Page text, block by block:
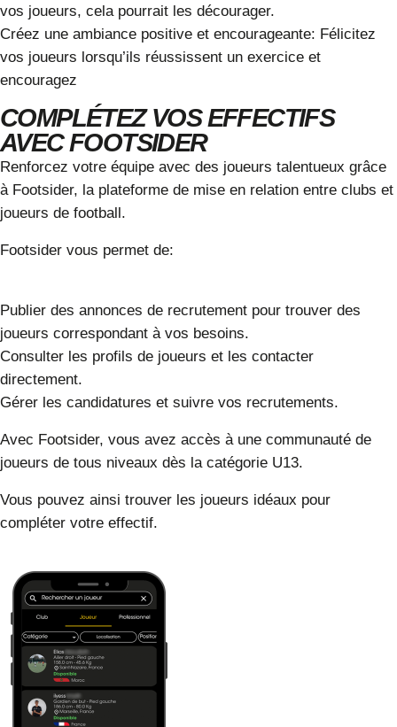
vos joueurs, cela pourrait les décourager.
Créez une ambiance positive et encourageante: Félicitez
vos joueurs lorsqu’ils réussissent un exercice et
encouragez
COMPLÉTEZ VOS EFFECTIFS
AVEC FOOTSIDER
Renforcez votre équipe avec des joueurs talentueux grâce
à Footsider, la plateforme de mise en relation entre clubs et
joueurs de football.
Footsider vous permet de:
Publier des annonces de recrutement pour trouver des
joueurs correspondant à vos besoins.
Consulter les profils de joueurs et les contacter
directement.
Gérer les candidatures et suivre vos recrutements.
Avec Footsider, vous avez accès à une communauté de
joueurs de tous niveaux dès la catégorie U13.
Vous pouvez ainsi trouver les joueurs idéaux pour
compléter votre effectif.